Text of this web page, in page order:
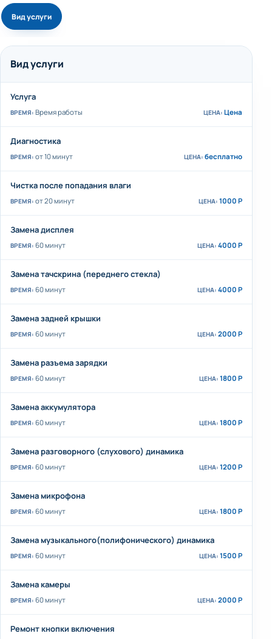
Вид услуги
Вид услуги
Услуга
Время работы Цена
Диагностика
от 10 минут бесплатно
Чистка после попадания влаги
от 20 минут 1000 Р
Замена дисплея
60 минут 4000 Р
Замена тачскрина (переднего стекла)
60 минут 4000 Р
Замена задней крышки
60 минут 2000 Р
Замена разъема зарядки
60 минут 1800 Р
Замена аккумулятора
60 минут 1800 Р
Замена разговорного (слухового) динамика
60 минут 1200 Р
Замена микрофона
60 минут 1800 Р
Замена музыкального(полифонического) динамика
60 минут 1500 Р
Замена камеры
60 минут 2000 Р
Ремонт кнопки включения